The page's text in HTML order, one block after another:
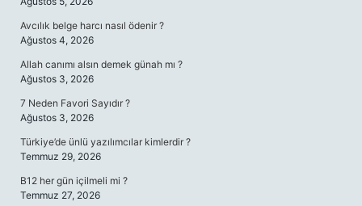
Avcılık belge harcı nasıl ödenir ?
Ağustos 4, 2026
Allah canımı alsın demek günah mı ?
Ağustos 3, 2026
7 Neden Favori Sayıdır ?
Ağustos 3, 2026
Türkiye’de ünlü yazılımcılar kimlerdir ?
Temmuz 29, 2026
B12 her gün içilmeli mi ?
Temmuz 27, 2026